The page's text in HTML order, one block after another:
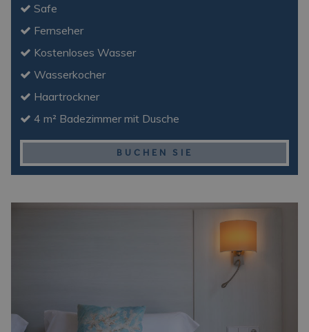
Safe
Fernseher
Kostenloses Wasser
Wasserkocher
Haartrockner
4 m² Badezimmer mit Dusche
BUCHEN SIE